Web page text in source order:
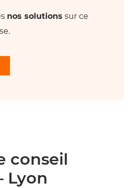
nos solutions sur ce
conseil
Lyon